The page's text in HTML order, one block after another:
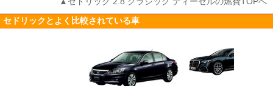
セドリックとよく比較されている車